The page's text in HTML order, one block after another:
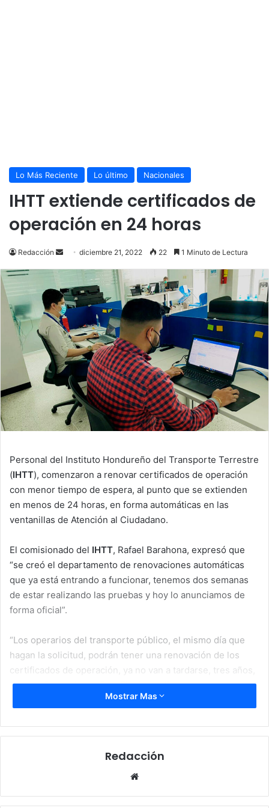
Lo Más Reciente Lo último Nacionales
IHTT extiende certificados de
operación en 24 horas
Redacción
Senddiciembre 21, 2022 22 1 Minuto de Lectura
Personal del Instituto Hondureño del Transporte Terrestre
(IHTT), comenzaron a renovar certificados de operación
con menor tiempo de espera, al punto que se extienden
en menos de 24 horas, en forma automáticas en las
ventanillas de Atención al Ciudadano.
El comisionado del IHTT, Rafael Barahona, expresó que
“se creó el departamento de renovaciones automáticas
que ya está entrando a funcionar, tenemos dos semanas
de estar realizando las pruebas y hoy lo anunciamos de
forma oficial”.
“Los operarios del transporte público, el mismo día que
hagan la solicitud, podrán tener una renovación de los
certificados de operación, ya no van a tardarse, tres años,
cuatro años o cinco años. El mismo día le vamos a dar
respuesta a la gente, en los diferentes tramites que tienen
IHTT
Mostrar Mas
Redacción